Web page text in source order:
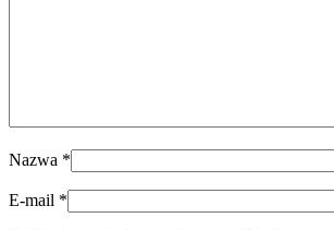
Nazwa *
E-mail *